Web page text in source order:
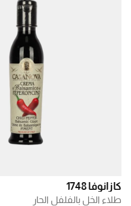
كازانوفا 1748
طلاء الخل بالفلفل الحار